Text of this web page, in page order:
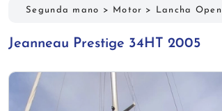
Segunda mano > Motor > Lancha Open
Jeanneau Prestige 34HT 2005